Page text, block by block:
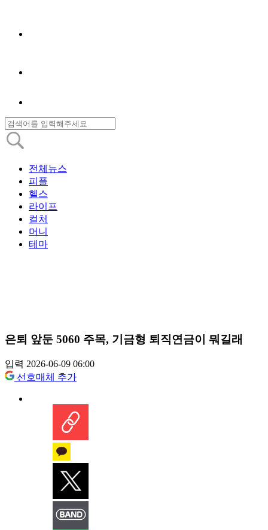
전체뉴스
피플
헬스
라이프
컬처
머니
테마
은퇴 앞둔 5060 주목, 기금형 퇴직연금이 뭐길래
입력 2026-06-09 06:00
선호매체 추가